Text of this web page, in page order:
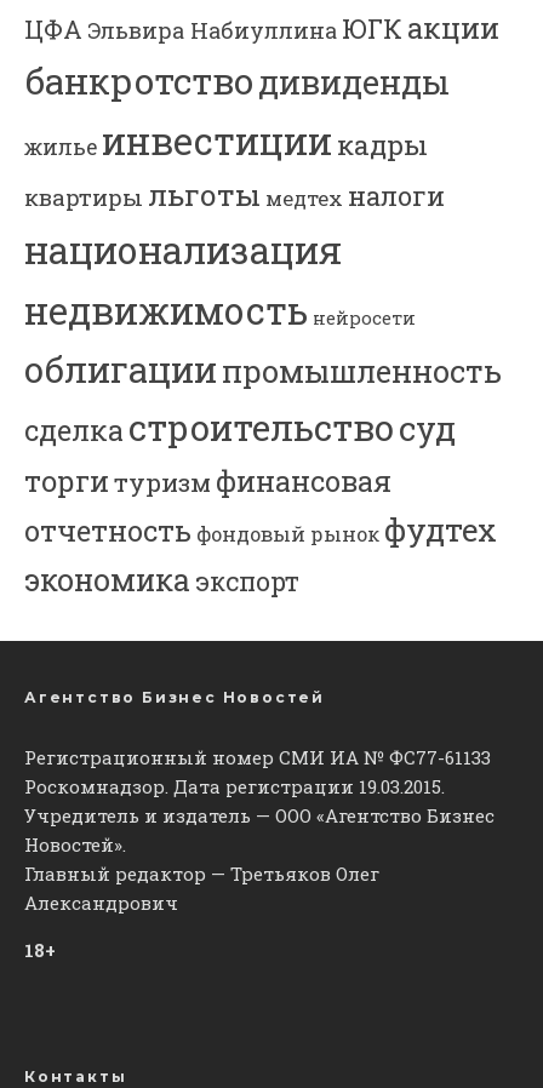
ЦФА Эльвира Набиуллина ЮГК акции
банкротстводивиденды
жилье инвестиции кадры
квартиры льготы медтех налоги
национализация
недвижимость нейросети
облигациипромышленность
сделкастроительствосуд
торгитуризм финансовая
отчетность фондовый рынок фудтех
экономика экспорт
Агентство Бизнес Новостей
Регистрационный номер СМИ ИА № ФС77-61133
Роскомнадзор. Дата регистрации 19.03.2015.
Учредитель и издатель — ООО «Агентство Бизнес
Новостей».
Главный редактор — Третьяков Олег
Александрович
18+
Контакты